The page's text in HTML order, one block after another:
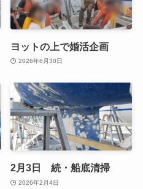
ヨットの上で婚活企画
2026年6月30日
2月3日 続・船底清掃
2026年2月4日